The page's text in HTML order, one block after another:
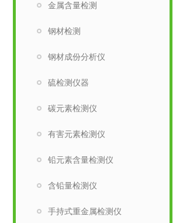
金属含量检测
钢材检测
钢材成份分析仪
硫检测仪器
碳元素检测仪
有害元素检测仪
铅元素含量检测仪
含铅量检测仪
手持式重金属检测仪